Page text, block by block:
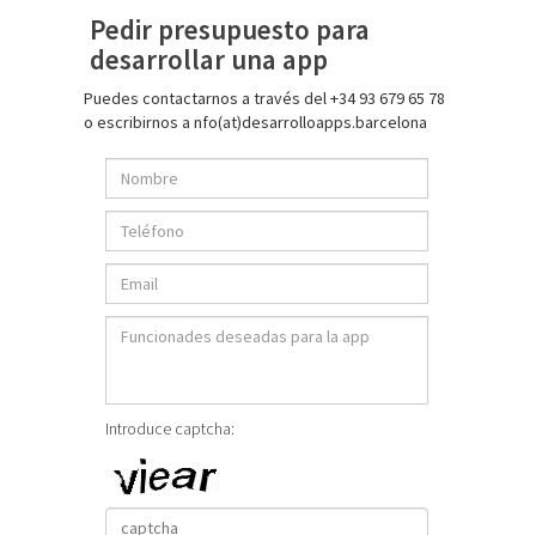
Pedir presupuesto para
desarrollar una app
Puedes contactarnos a través del +34 93 679 65 78
o escribirnos a nfo(at)desarrolloapps.barcelona
Introduce captcha: